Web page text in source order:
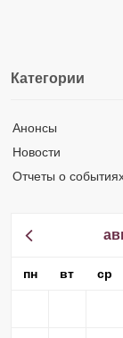
Категории
Анонсы
Новости
Отчеты о
пн вт ср